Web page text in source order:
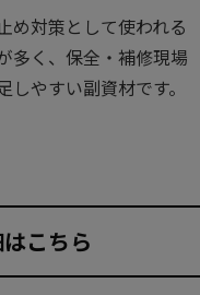
め対策として使われる
多く、保全・補修現場
しやすい副資材です。
こちら